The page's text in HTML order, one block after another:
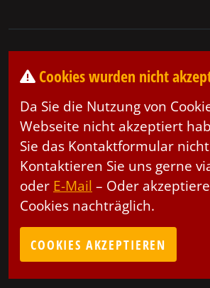
Cookies wurden nicht
Da Sie die Nutzung von
Webseite nicht akzeptiert
Sie das Kontaktformular
Kontaktieren Sie uns gerne
oder E-Mail – Oder
Cookies nachträglich.
COOKIES AKZEPTIEREN